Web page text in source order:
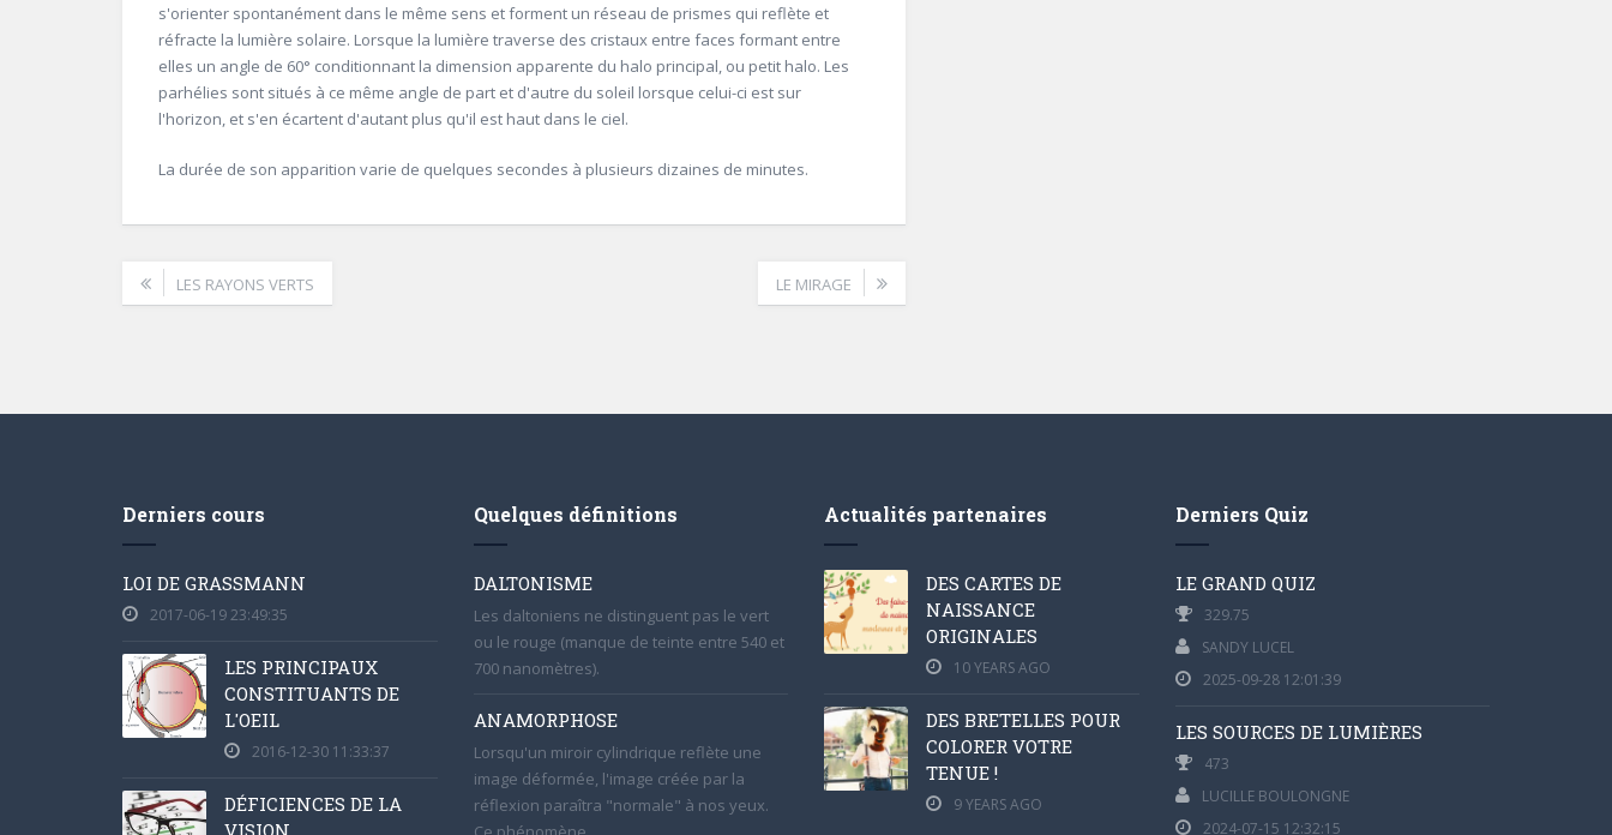
s'orienter spontanément dans le même sens et forment un réseau de prismes qui reflète et
réfracte la lumière solaire. Lorsque la lumière traverse des cristaux entre faces formant entre
elles un angle de 60° conditionnant la dimension apparente du halo principal, ou petit halo. Les
parhélies sont situés à ce même angle de part et d'autre du soleil lorsque celui-ci est sur
l'horizon, et s'en écartent d'autant plus qu'il est haut dans le ciel.
La durée de son apparition varie de quelques secondes à plusieurs dizaines de minutes.
LES RAYONS VERTS LE MIRAGE
Derniers cours
LOI DE GRASSMANN
2017-06-19 23:49:35
LES PRINCIPAUX
CONSTITUANTS DE
L'OEIL
2016-12-30 11:33:37
DÉFICIENCES DE LA
Quelques définitions
DALTONISME
Les daltoniens ne distinguent pas le vert
ou le rouge (manque de teinte entre 540 et
700 nanomètres).
ANAMORPHOSE
Lorsqu'un miroir cylindrique reflète une
image déformée, l'image créée par la
réflexion paraîtra "normale" à nos yeux.
Actualités partenaires
DES CARTES DE
NAISSANCE
ORIGINALES
10 YEARS AGO
DES BRETELLES POUR
COLORER VOTRE
TENUE !
9 YEARS AGO
Derniers Quiz
LE GRAND QUIZ
329.75
SANDY LUCEL
2025-09-28 12:01:39
LES SOURCES DE LUMIÈRES
473
LUCILLE BOULONGNE
2024-07-15 12:32:15